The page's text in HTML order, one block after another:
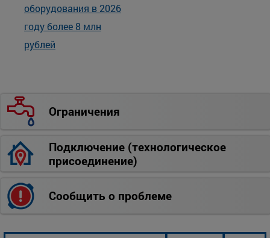
Ограничения
Подключение (технологическое
присоединение)
Сообщить о проблеме
оборудования в 2026
году более 8 млн
рублей